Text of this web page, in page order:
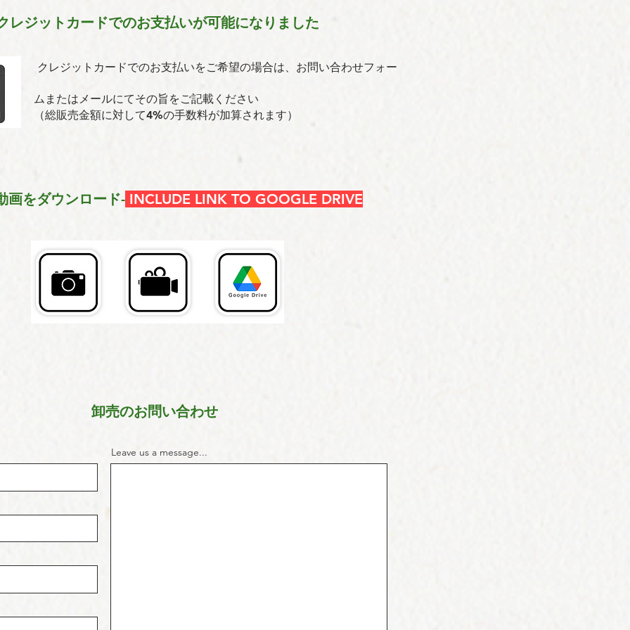
レジットカードでのお支払いが可能になりました
クレジットカードでのお支払いをご希望の場合は、お問い合わせフォー
ムまたはメールにてその旨をご記載ください
（総販売金額に対して4%の手数料が加算されます）
画をダウンロード- INCLUDE LINK TO GOOGLE DRIVE
​卸売のお問い合わせ
Leave us a message...